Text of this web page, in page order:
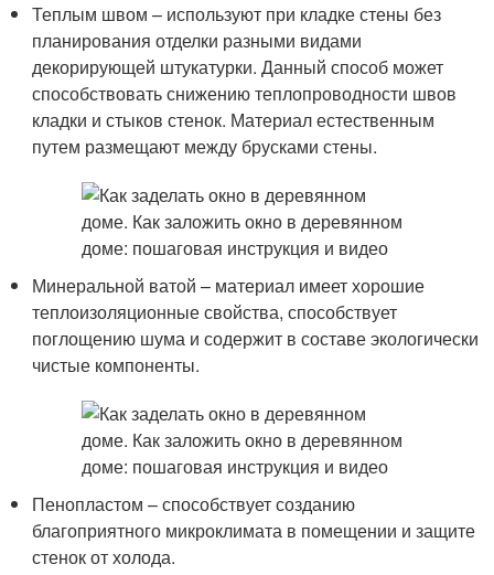
Теплым швом – используют при кладке стены без
планирования отделки разными видами
декорирующей штукатурки. Данный способ может
способствовать снижению теплопроводности швов
кладки и стыков стенок. Материал естественным
путем размещают между брусками стены.
Минеральной ватой – материал имеет хорошие
теплоизоляционные свойства, способствует
поглощению шума и содержит в составе экологически
чистые компоненты.
Пенопластом – способствует созданию
благоприятного микроклимата в помещении и защите
стенок от холода.